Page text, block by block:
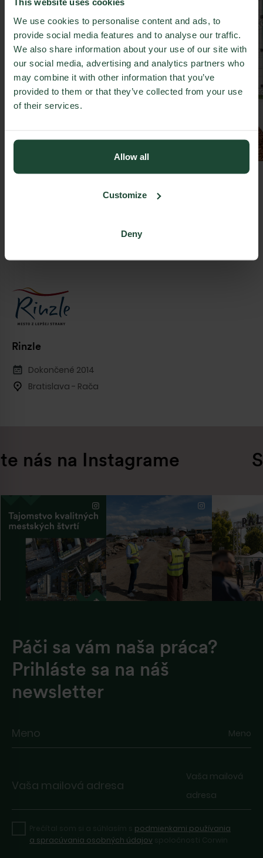
We use cookies to personalise content and ads, to
provide social media features and to analyse our traffic.
We also share information about your use of our site with
our social media, advertising and analytics partners who
may combine it with other information that you’ve
provided to them or that they’ve collected from your use
of their services.
Allow all
Customize
Deny
Rinzle
Dokončené 2014
Bratislava - Rača
na Instagrame
Páči sa vám naša práca?
Prihláste sa na náš
newsletter
Meno
Vaša mailová
adresa
podmienkami používania
a spracúvania osobných údajov